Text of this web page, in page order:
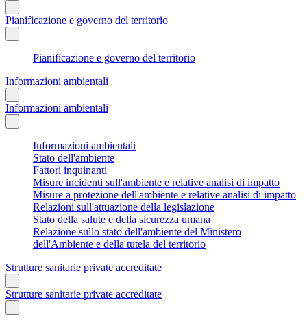
Pianificazione e governo del territorio
Pianificazione e governo del territorio
Informazioni ambientali
Informazioni ambientali
Informazioni ambientali
Stato dell'ambiente
Fattori inquinanti
Misure incidenti sull'ambiente e relative analisi di impatto
Misure a protezione dell'ambiente e relative analisi di impatto
Relazioni sull'attuazione della legislazione
Stato della salute e della sicurezza umana
Relazione sullo stato dell'ambiente del Ministero
dell'Ambiente e della tutela del territorio
Strutture sanitarie private accreditate
Strutture sanitarie private accreditate